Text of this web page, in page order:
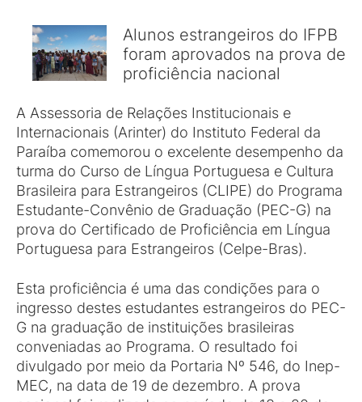
Alunos estrangeiros do IFPB
foram aprovados na prova de
proficiência nacional
A Assessoria de Relações Institucionais e
Internacionais (Arinter) do Instituto Federal da
Paraíba comemorou o excelente desempenho da
turma do Curso de Língua Portuguesa e Cultura
Brasileira para Estrangeiros (CLIPE) do Programa
Estudante-Convênio de Graduação (PEC-G) na
prova do Certificado de Proficiência em Língua
Portuguesa para Estrangeiros (Celpe-Bras).
Esta proficiência é uma das condições para o
ingresso destes estudantes estrangeiros do PEC-
G na graduação de instituições brasileiras
conveniadas ao Programa. O resultado foi
divulgado por meio da Portaria Nº 546, do Inep-
MEC, na data de 19 de dezembro. A prova